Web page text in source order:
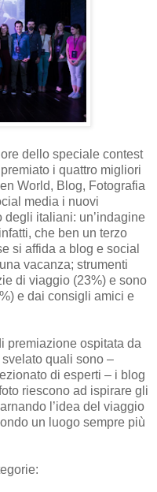
dello speciale contest
i quattro migliori
World, Blog, Fotografia
media i nuovi
italiani: un’indagine
che ben un terzo
si affida a blog e social
vacanza; strumenti
di viaggio (23%) e sono
e dai consigli amici e
premiazione ospitata da
quali sono –
di esperti – i blog
riescono ad ispirare gli
l’idea del viaggio
un luogo sempre più